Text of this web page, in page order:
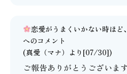
恋愛がうまくいかない時ほど
へのコメント
(真愛（マナ） より[07/30])
ご報告ありがとうございま